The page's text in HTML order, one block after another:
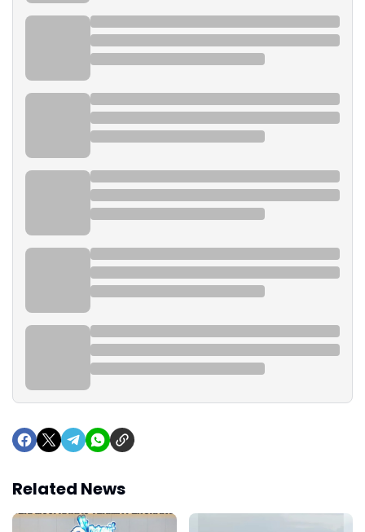
Related News